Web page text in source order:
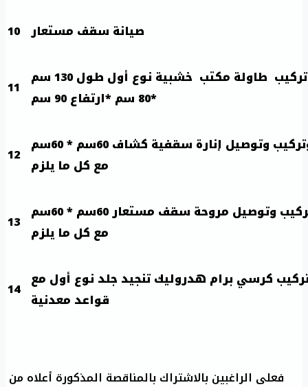
10 صيانة سقف مستعار
11 تقديم وتركيب طاولة مكتب خشبية نوع أول طول 130 سم
*80 سم *ارتفاع 90 سم
12 تقديم وتركيب وتوصيل إنارة سقفية كشاف 60سم * 60سم
مع كل ما يلزم
13 تقديم وتركيب وتوصيل مروحة سقف مستعار 60سم * 60سم
مع كل ما يلزم
14 كرسي برام هدروليك تنجيد جلد نوع أول مع
قواعد معدنية